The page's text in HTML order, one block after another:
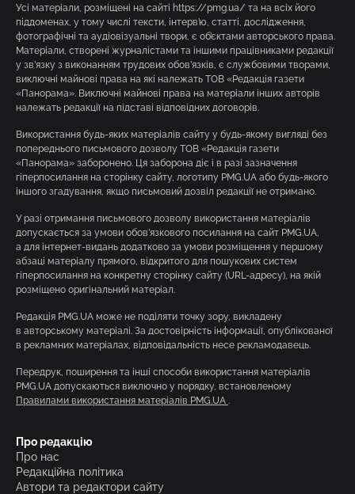
Усі матеріали, розміщені на сайті https://pmg.ua/ та на всіх його
піддоменах, у тому числі тексти, інтерв’ю, статті, дослідження,
фотографічні та аудіовізуальні твори, є об’єктами авторського права.
Матеріали, створені журналістами та іншими працівниками редакції
у зв’язку з виконанням трудових обов’язків, є службовими творами,
виключні майнові права на які належать ТОВ «Редакція газети
«Панорама». Виключні майнові права на матеріали інших авторів
належать редакції на підставі відповідних договорів.
Використання будь-яких матеріалів сайту у будь-якому вигляді без
попереднього письмового дозволу ТОВ «Редакція газети
«Панорама» заборонено. Ця заборона діє і в разі зазначення
гіперпосилання на сторінку сайту, логотипу PMG.UA або будь-якого
іншого згадування, якщо письмовий дозвіл редакції не отримано.
У разі отримання письмового дозволу використання матеріалів
допускається за умови обов’язкового посилання на сайт PMG.UA,
а для інтернет-видань додатково за умови розміщення у першому
абзаці матеріалу прямого, відкритого для пошукових систем
гіперпосилання на конкретну сторінку сайту (URL-адресу), на якій
розміщено оригінальний матеріал.
Редакція PMG.UA може не поділяти точку зору, викладену
в авторському матеріалі. За достовірність інформації, опублікованої
в рекламних матеріалах, відповідальність несе рекламодавець.
Передрук, поширення та інші способи використання матеріалів
PMG.UA допускаються виключно у порядку, встановленому
Правилами використання матеріалів PMG.UA .
Про редакцію
Про нас
Редакційна політика
Автори та редактори сайту